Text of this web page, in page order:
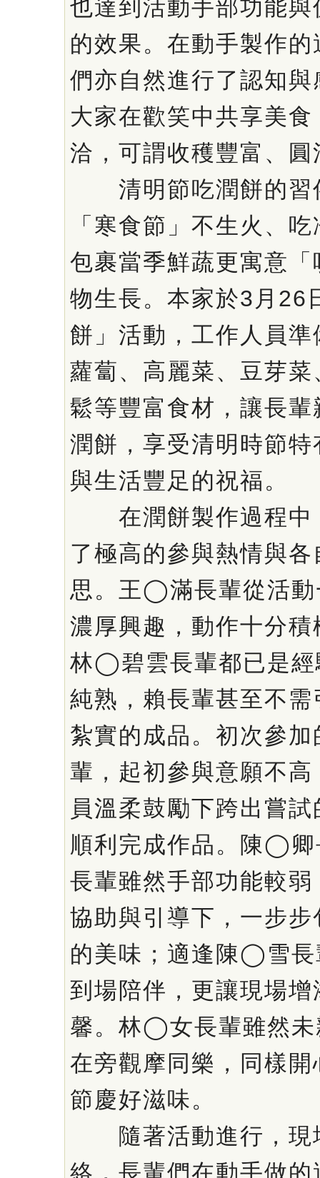
也達到活動手部功能
的效果。在動手製作
們亦自然進行了認知
大家在歡笑中共享美
洽，可謂收穫豐富、
清明節吃潤餅的習
「寒食節」不生火、
包裹當季鮮蔬更寓意
物生長。本家於3月26
餅」活動，工作人員
蘿蔔、高麗菜、豆芽
鬆等豐富食材，讓長
潤餅，享受清明時節
與生活豐足的祝福。
在潤餅製作過程中
了極高的參與熱情與
思。王◯滿長輩從活動
濃厚興趣，動作十分
林◯碧雲長輩都已是經
純熟，賴長輩甚至不
紮實的成品。初次參
輩，起初參與意願不
員溫柔鼓勵下跨出嘗
順利完成作品。陳◯
長輩雖然手部功能較
協助與引導下，一步
的美味；適逢陳◯雪長
到場陪伴，更讓現場
馨。林◯女長輩雖然未
在旁觀摩同樂，同樣
節慶好滋味。
隨著活動進行，現
絡，長輩們在動手做